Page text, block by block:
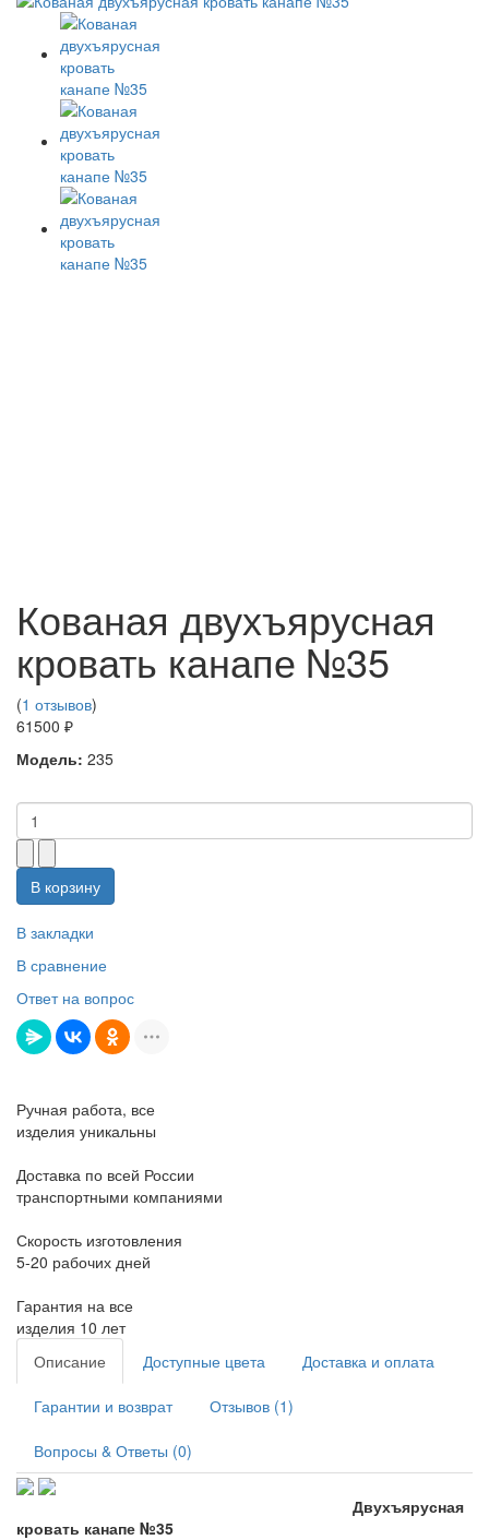
Кованая двухъярусная
кровать канапе №35
(1 отзывов)
61500 ₽
Модель: 235
В корзину
В закладки
В сравнение
Ответ на вопрос
Ручная работа, все
изделия уникальны
Доставка по всей России
транспортными компаниями
Скорость изготовления
5-20 рабочих дней
Гарантия на все
изделия 10 лет
Описание
Доступные цвета Доставка и оплата
Гарантии и возврат Отзывов (1)
Вопросы & Ответы (0)
Двухъярусная
кровать канапе №35